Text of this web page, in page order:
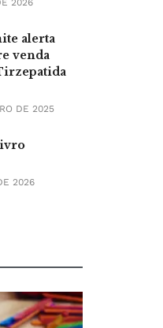
2026
alerta
venda
DE 2025
2026